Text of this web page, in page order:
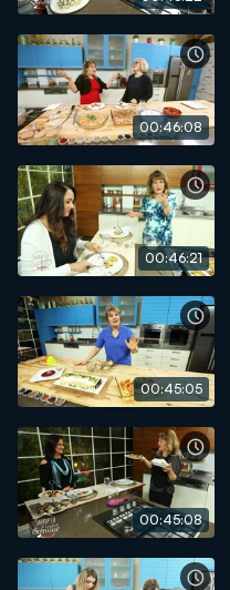
00:46:08
00:46:21
00:45:05
00:45:08